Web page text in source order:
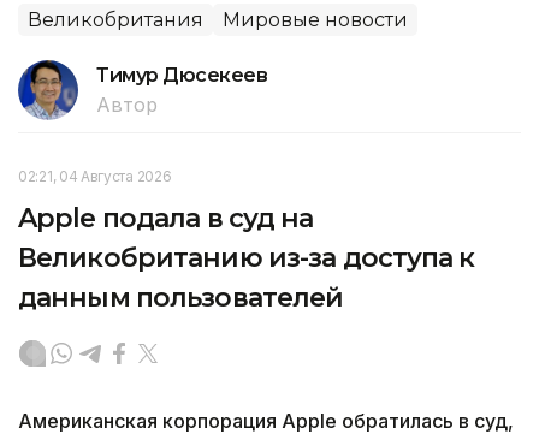
Великобритания Мировые новости
Тимур Дюсекеев
Автор
02:21, 04 Августа 2026
Apple подала в суд на
Великобританию из-за доступа к
данным пользователей
Американская корпорация Apple обратилась в суд,